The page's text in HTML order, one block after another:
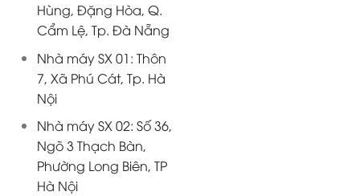
Hùng, Đặng Hòa, Q.
Cẩm Lệ, Tp. Đà Nẵng
Nhà máy SX 01: Thôn
7, Xã Phú Cát, Tp. Hà
Nội
Nhà máy SX 02: Số 36,
Ngõ 3 Thạch Bàn,
Phường Long Biên, TP
Hà Nội